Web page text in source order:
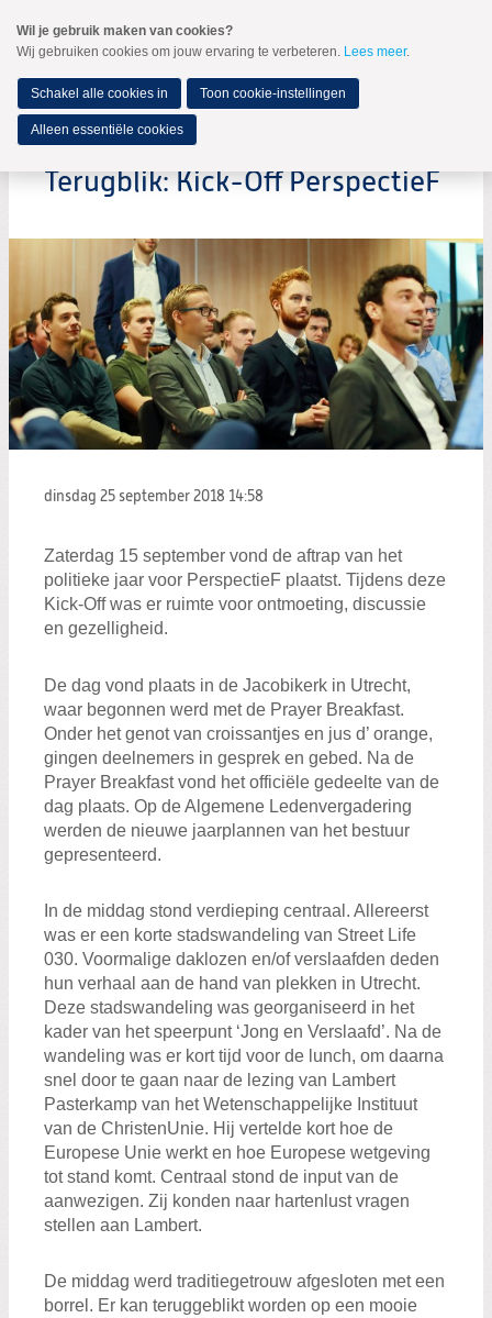
naar
Spring
de
inhoud
Spring
naar
hoofdmenu
MENU
Zoeken:
Terugblik: Kick-Off PerspectieF
dinsdag 25 september 2018 14:58
Zaterdag 15 september vond de aftrap van het
politieke jaar voor PerspectieF plaatst. Tijdens deze
Kick-Off was er ruimte voor ontmoeting, discussie
en gezelligheid.
De dag vond plaats in de Jacobikerk in Utrecht,
waar begonnen werd met de Prayer Breakfast.
Onder het genot van croissantjes en jus d’ orange,
gingen deelnemers in gesprek en gebed. Na de
Prayer Breakfast vond het officiële gedeelte van de
dag plaats. Op de Algemene Ledenvergadering
werden de nieuwe jaarplannen van het bestuur
gepresenteerd.
In de middag stond verdieping centraal. Allereerst
was er een korte stadswandeling van Street Life
030. Voormalige daklozen en/of verslaafden deden
hun verhaal aan de hand van plekken in Utrecht.
Deze stadswandeling was georganiseerd in het
kader van het speerpunt ‘Jong en Verslaafd’. Na de
wandeling was er kort tijd voor de lunch, om daarna
snel door te gaan naar de lezing van Lambert
Pasterkamp van het Wetenschappelijke Instituut
van de ChristenUnie. Hij vertelde kort hoe de
Europese Unie werkt en hoe Europese wetgeving
tot stand komt. Centraal stond de input van de
aanwezigen. Zij konden naar hartenlust vragen
stellen aan Lambert.
De middag werd traditiegetrouw afgesloten met een
borrel. Er kan teruggeblikt worden op een mooie
Wil je gebruik maken van cookies?
Wij gebruiken cookies om jouw ervaring te verbeteren. Lees meer.
Schakel alle cookies in Toon cookie-instellingen
Alleen essentiële cookies